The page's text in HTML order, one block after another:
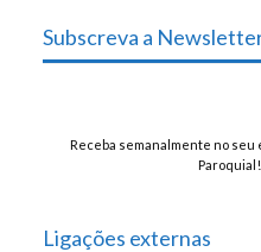
Subscreva a
Receba semanalmente no seu
Paroquial!
Ligações externas